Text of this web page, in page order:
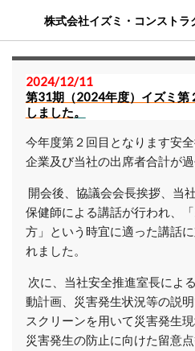
株式会社イズミ・コンストラ
2024/12/11
第31期（2024年度）イズミ第
しました。
今年度第２回目となります安
企業及び当社の出席者合計が過
開会後、協議会会長挨拶、当
保健師による講話が行われ、
方」という時宜に適った講話
れました。
次に、当社安全推進室長によ
動計画、災害発生状況等の説
スクリーンを用いて災害発生
災害発生の防止に向けた留意